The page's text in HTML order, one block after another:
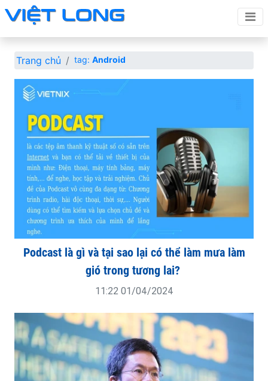
Trang chủ tag: Android
Podcast là gì và tại sao lại có thể làm mưa làm
gió trong tương lai?
11:22 01/04/2024